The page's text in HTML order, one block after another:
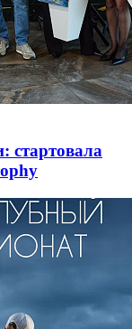
стартовала